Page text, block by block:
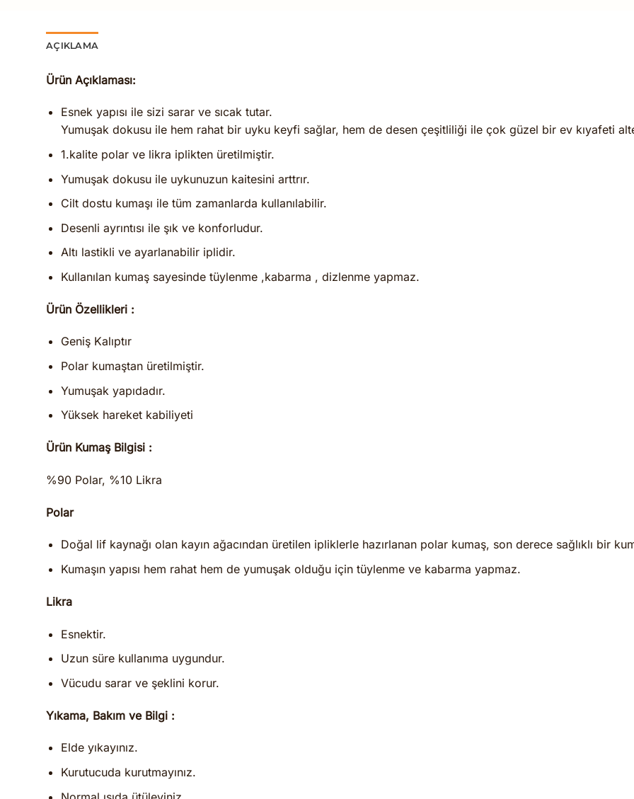
AÇIKLAMA
Ürün Açıklaması:
Esnek yapısı ile sizi sarar ve sıcak tutar.
Yumuşak dokusu ile hem rahat bir uyku keyfi sağlar, hem de desen çeşitliliği ile çok güzel bir ev kıyafeti
1.kalite polar ve likra iplikten üretilmiştir.
Yumuşak dokusu ile uykunuzun kaitesini arttrır.
Cilt dostu kumaşı ile tüm zamanlarda kullanılabilir.
Desenli ayrıntısı ile şık ve konforludur.
Altı lastikli ve ayarlanabilir iplidir.
Kullanılan kumaş sayesinde tüylenme ,kabarma , dizlenme yapmaz.
Ürün Özellikleri :
Geniş Kalıptır
Polar kumaştan üretilmiştir.
Yumuşak yapıdadır.
Yüksek hareket kabiliyeti
Ürün Kumaş Bilgisi :
%90 Polar, %10 Likra
Polar
Doğal lif kaynağı olan kayın ağacından üretilen ipliklerle hazırlanan polar kumaş, son derece sağlıklı bir
Kumaşın yapısı hem rahat hem de yumuşak olduğu için tüylenme ve kabarma yapmaz.
Likra
Esnektir.
Uzun süre kullanıma uygundur.
Vücudu sarar ve şeklini korur.
Yıkama, Bakım ve Bilgi :
Elde yıkayınız.
Kurutucuda kurutmayınız.